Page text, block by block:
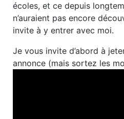
écoles, et ce depuis
n’auraient pas encore
invite à y entrer avec moi.
Je vous invite d’abord à
annonce (mais sortez les